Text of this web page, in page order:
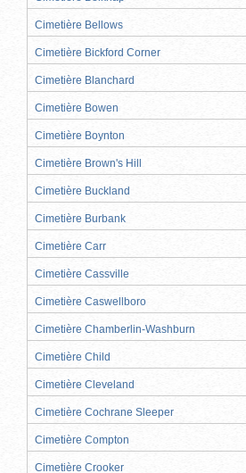
Cimetière Bellows
Cimetière Bickford Corner
Cimetière Blanchard
Cimetière Bowen
Cimetière Boynton
Cimetière Brown's Hill
Cimetière Buckland
Cimetière Burbank
Cimetière Carr
Cimetière Cassville
Cimetière Caswellboro
Cimetière Chamberlin-Washburn
Cimetière Child
Cimetière Cleveland
Cimetière Cochrane Sleeper
Cimetière Compton
Cimetière Crooker